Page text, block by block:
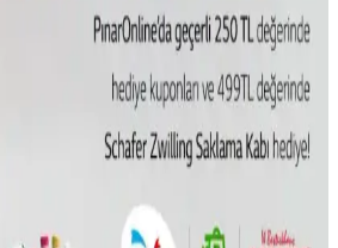
reçine içinde nesneleri tek
hızlı üretim sağlarken, temizlik ve
Enerji Verimliliğini Artıran Bits-
Teknolojisi
vericisi, kablosuz iletişimde iletim
verimliliğini artırıyor ve pil ömrünü
önemli bir gelişme sunuyor.